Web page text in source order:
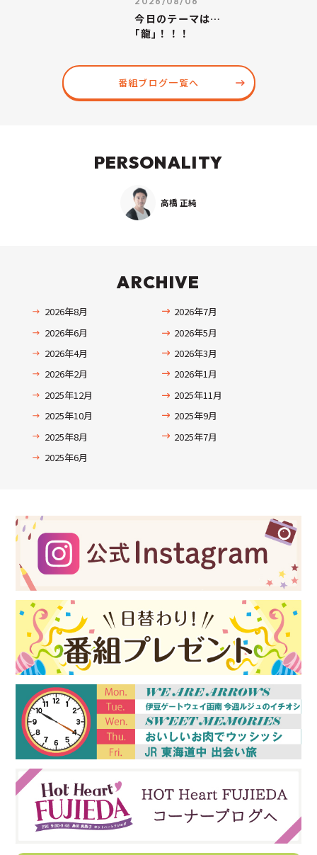
今日のテーマは…
｢龍｣！！！
番組ブログ一覧へ
PERSONALITY
高橋 正純
ARCHIVE
2026年8月
2026年7月
2026年6月
2026年5月
2026年4月
2026年3月
2026年2月
2026年1月
2025年12月
2025年11月
2025年10月
2025年9月
2025年8月
2025年7月
2025年6月